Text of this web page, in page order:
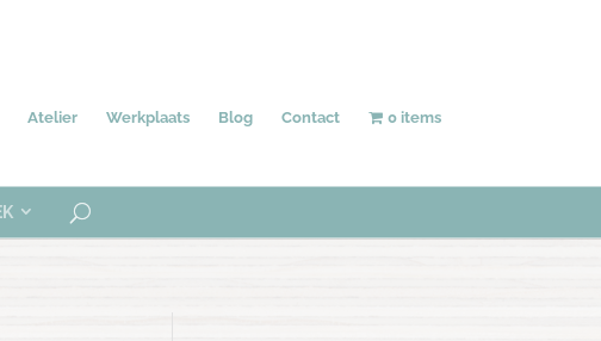
Atelier Werkplaats Blog Contact 0 items